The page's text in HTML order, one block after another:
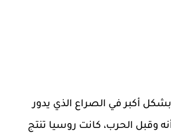
أكبر في الصراع الذي يدور
أنه وقبل الحرب، كانت روسيا تنتج